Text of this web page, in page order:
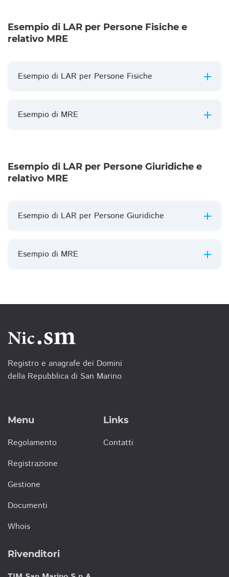
Esempio di LAR per Persone Fisiche e
relativo MRE
Esempio di LAR per Persone Fisiche
Esempio di MRE
Esempio di LAR per Persone Giuridiche e
relativo MRE
Esempio di LAR per Persone Giuridiche
Esempio di MRE
Registro e anagrafe dei Domini
della Repubblica di San Marino
Menu
Regolamento
Registrazione
Gestione
Documenti
Whois
Links
Contatti
Rivenditori